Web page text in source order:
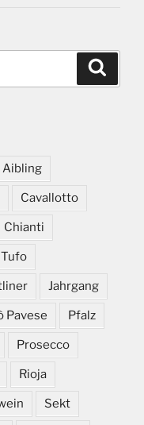
Aibling
Cavallotto
Chianti
Jahrgang
Pavese Pfalz
Prosecco
Rioja
Sekt